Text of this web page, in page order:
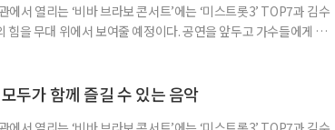
서 열리는 ‘비바 브라보 콘서트’에는 ‘미스트롯3’ TOP7과 김수
을 무대 위에서 보여줄 예정이다. 공연을 앞두고 가수들에게 트로
다’는 생각을 했다”며 “언젠가 꼭 직접 뵙고 싶다
두가 함께 즐길 수 있는 음악